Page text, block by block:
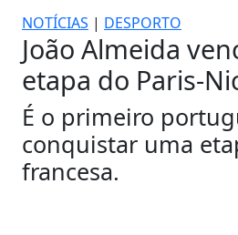
NOTÍCIAS | DESPORTO
João Almeida
etapa do Paris-
É o primeiro
conquistar uma
francesa.